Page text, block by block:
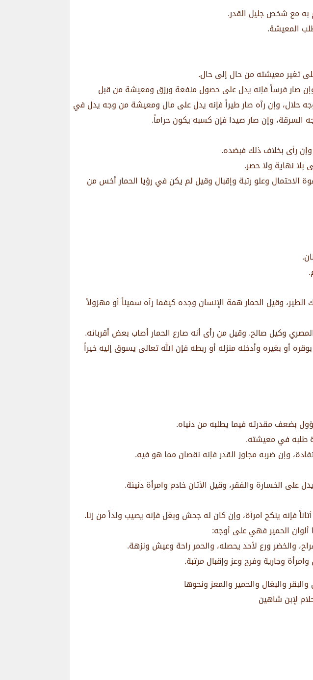
به مع شخص جليل القدر.
المعيشة.
تغير معيشته من حال إلى حال.
صار فرساً فإنه يدل على حصول منفعة ورزق ومعيشة من قبل
حلال، وإن رآه صار طيراً فإنه يدل على مال ومعيشة من وجه يدل في
السرقة، وإن صار صيدا فإن كسبه يكون حراماً.
رأى بخلاف ذلك فبضده.
بلا نهاية ولا حصر.
وعلو رتبة وإقبال وقيل لم يكن في رؤيا الحمار أخس من
وقيل الحمار همة الإنسان وجده كيفما رآه سميناً أو مهزولاً
وكيل صالح. وقيل من رأى أنه صارع الحمار أصاب بعض أقربائه.
أو بغيره وأدخله منزله أو ربطه فإن الله تعالى يسوق إليه خيراً
بضعف مقدرته فيما يطلبه من دنياه.
طلبه في معيشته.
وإن ضربه مجاوز القدر فإنه نقصان مما هو فيه.
الخسارة والفقر، وقيل الأتان خادم وامرأة دنيئة.
فإنه ينكح امرأة، وإن كان له جحش وبغل فإنه يصيب ولداً من زنا.
ألوان الحمير فهي على أوجه:
والخضر ورع لأحد يحصله، والحمر راحة وعيش ونزهة.
وجارية وفرح وعز وإقبال مرتبة.
والبغال والحمير والمعز ونحوها
لإبن شاهين